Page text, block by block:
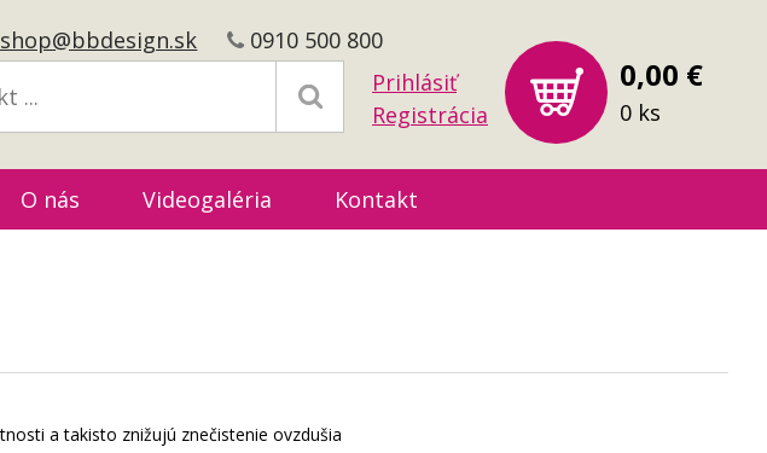
0910 500 800
Prihlásiť
Registrácia
0,00 €
0 ks
a takisto znižujú znečistenie ovzdušia
O nás Videogaléria Kontakt